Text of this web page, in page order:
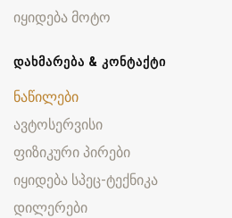
იყიდება მოტო
ᲓᲐᲮᲛᲐᲠᲔᲑᲐ & ᲙᲝᲜᲢᲐᲥᲢᲘ
ნაწილები
ავტოსერვისი
ფიზიკური პირები
იყიდება სპეც-ტექნიკა
დილერები